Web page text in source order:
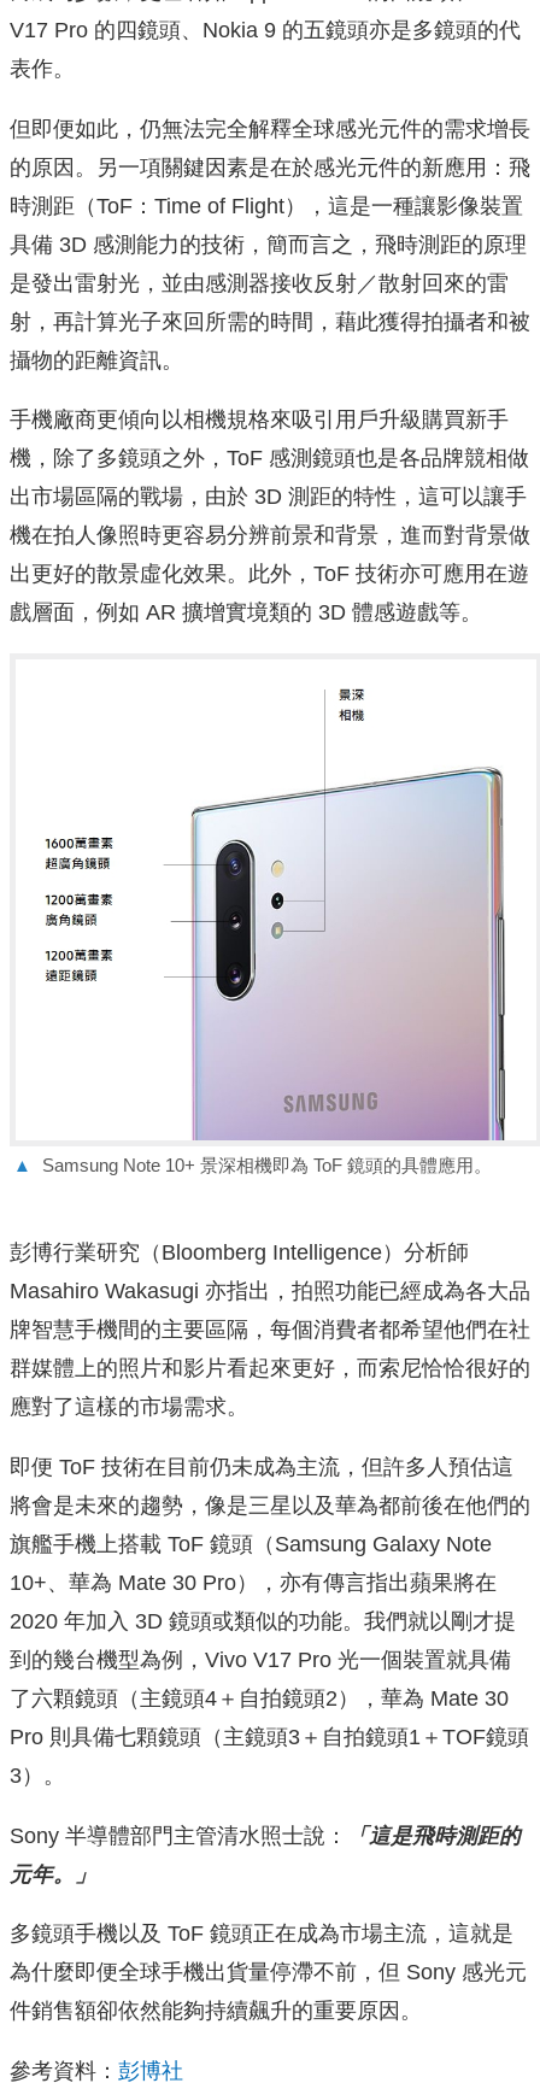
V17 Pro 的四鏡頭、Nokia 9 的五鏡頭亦是多鏡頭的代
表作。
但即便如此，仍無法完全解釋全球感光元件的需求增長
的原因。另一項關鍵因素是在於感光元件的新應用：飛
時測距（ToF：Time of Flight），這是一種讓影像裝置
具備 3D 感測能力的技術，簡而言之，飛時測距的原理
是發出雷射光，並由感測器接收反射／散射回來的雷
射，再計算光子來回所需的時間，藉此獲得拍攝者和被
攝物的距離資訊。
手機廠商更傾向以相機規格來吸引用戶升級購買新手
機，除了多鏡頭之外，ToF 感測鏡頭也是各品牌競相做
出市場區隔的戰場，由於 3D 測距的特性，這可以讓手
機在拍人像照時更容易分辨前景和背景，進而對背景做
出更好的散景虛化效果。此外，ToF 技術亦可應用在遊
戲層面，例如 AR 擴增實境類的 3D 體感遊戲等。
▲ Samsung Note 10+ 景深相機即為 ToF 鏡頭的具體應用。
彭博行業研究（Bloomberg Intelligence）分析師
Masahiro Wakasugi 亦指出，拍照功能已經成為各大品
牌智慧手機間的主要區隔，每個消費者都希望他們在社
群媒體上的照片和影片看起來更好，而索尼恰恰很好的
應對了這樣的市場需求。
即便 ToF 技術在目前仍未成為主流，但許多人預估這
將會是未來的趨勢，像是三星以及華為都前後在他們的
旗艦手機上搭載 ToF 鏡頭（Samsung Galaxy Note
10+、華為 Mate 30 Pro），亦有傳言指出蘋果將在
2020 年加入 3D 鏡頭或類似的功能。我們就以剛才提
到的幾台機型為例，Vivo V17 Pro 光一個裝置就具備
了六顆鏡頭（主鏡頭4＋自拍鏡頭2），華為 Mate 30
Pro 則具備七顆鏡頭（主鏡頭3＋自拍鏡頭1＋TOF鏡頭
3）。
Sony 半導體部門主管清水照士說：
「這是飛時測距的
元年。」
多鏡頭手機以及 ToF 鏡頭正在成為市場主流，這就是
為什麼即便全球手機出貨量停滯不前，但 Sony 感光元
件銷售額卻依然能夠持續飆升的重要原因。
參考資料： 彭博社